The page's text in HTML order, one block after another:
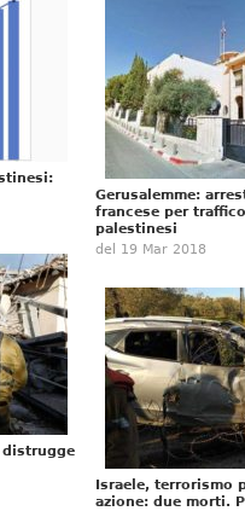
distrugge
Gerusalemme:
francese per
palestinesi
del 19 Mar 2018
Israele, terrorismo
azione: due morti.